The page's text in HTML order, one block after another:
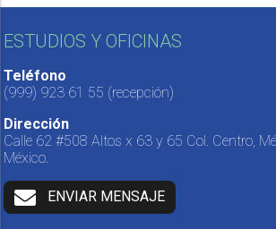
ESTUDIOS Y OFICINAS
Teléfono
(999) 923 61 55 (recepción)
Dirección
Calle 62 #508 Altos x 63 y 65 Col. Centro,
México.
ENVIAR MENSAJE